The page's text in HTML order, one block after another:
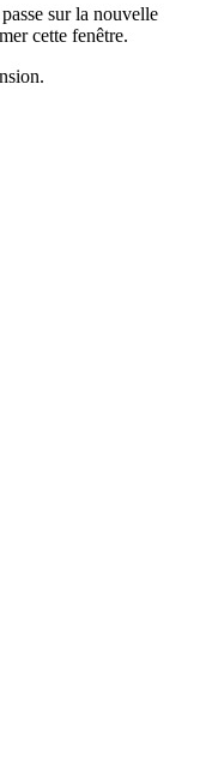
sur la nouvelle
cette fenêtre.